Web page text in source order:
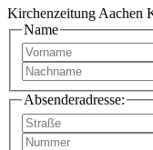
Kirchenzeitung Aachen
Name
Absenderadresse: